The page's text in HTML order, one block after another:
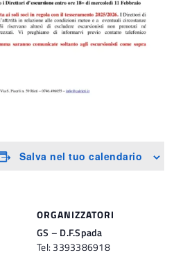
Salva nel tuo calendario
ORGANIZZATORI
GS – D.F.Spada
Tel: 3393386918